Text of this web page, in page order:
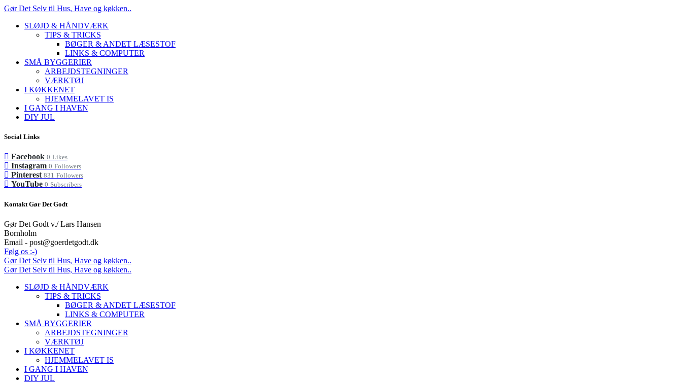
Gør Det Selv til Hus, Have og køkken..
SLØJD & HÅNDVÆRK
TIPS & TRICKS
BØGER & ANDET LÆSESTOF
LINKS & COMPUTER
SMÅ BYGGERIER
ARBEJDSTEGNINGER
VÆRKTØJ
I KØKKENET
HJEMMELAVET IS
I GANG I HAVEN
DIY JUL
Social Links
Facebook 0 Likes
Instagram 0 Followers
Pinterest 831 Followers
YouTube 0 Subscribers
Kontakt Gør Det Godt
Gør Det Godt v./ Lars Hansen
Bornholm
Email - post@goerdetgodt.dk
Følg os :-)
Gør Det Selv til Hus, Have og køkken..
Gør Det Selv til Hus, Have og køkken..
SLØJD & HÅNDVÆRK
TIPS & TRICKS
BØGER & ANDET LÆSESTOF
LINKS & COMPUTER
SMÅ BYGGERIER
ARBEJDSTEGNINGER
VÆRKTØJ
I KØKKENET
HJEMMELAVET IS
I GANG I HAVEN
DIY JUL